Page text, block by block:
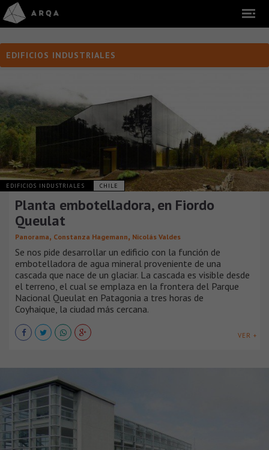
EDIFICIOS INDUSTRIALES
EDIFICIOS INDUSTRIALES CHILE
Planta embotelladora, en Fiordo
Queulat
Panorama, Constanza Hagemann, Nicolás Valdes
Se nos pide desarrollar un edificio con la función de
embotelladora de agua mineral proveniente de una
cascada que nace de un glaciar. La cascada es visible desde
el terreno, el cual se emplaza en la frontera del Parque
Nacional Queulat en Patagonia a tres horas de
Coyhaique, la ciudad más cercana.
VER +